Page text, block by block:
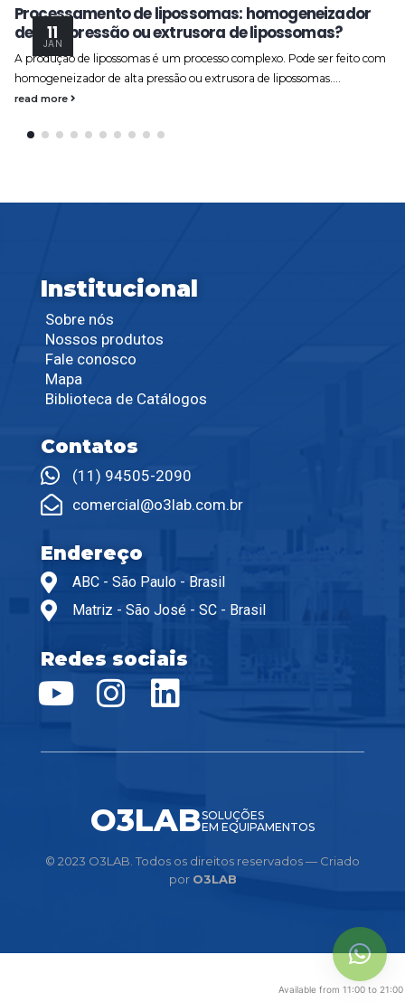
11
JAN
Processamento de lipossomas: homogeneizador
de alta pressão ou extrusora de lipossomas?
A produção de lipossomas é um processo complexo. Pode ser feito com
homogeneizador de alta pressão ou extrusora de lipossomas....
read more
Institucional
Sobre nós
Nossos produtos
Fale conosco
Mapa
Biblioteca de Catálogos
Contatos
(11) 94505-2090
comercial@o3lab.com.br
Endereço
ABC - São Paulo - Brasil
Matriz - São José - SC - Brasil
Redes sociais
O3LABSOLUÇÕES
EM EQUIPAMENTOS
© 2023 O3LAB. Todos os direitos reservados — Criado
por O3LAB
Available from 11:00 to 21:00